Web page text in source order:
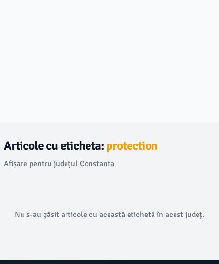
Articole cu eticheta: protection
Afișare pentru județul Constanta
Nu s-au găsit articole cu această etichetă în acest județ.